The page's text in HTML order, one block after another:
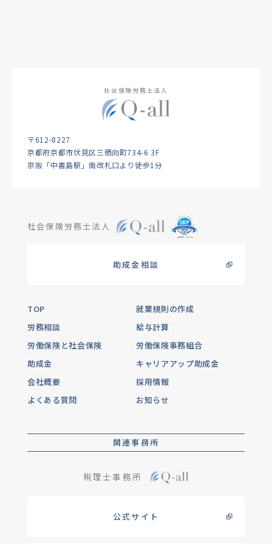
社会保険労務士法人
〒612-8227
京都府京都市伏見区三栖向町734-6 3F
京阪「中書島駅」南改札口より徒歩1分
社会保険労務士法人
助成金相談
TOP
就業規則の作成
労務相談
給与計算
労働保険と社会保険
労働保険事務組合
助成金
キャリアアップ助成金
会社概要
採用情報
よくある質問
お知らせ
関連事務所
税理士事務所
公式サイト